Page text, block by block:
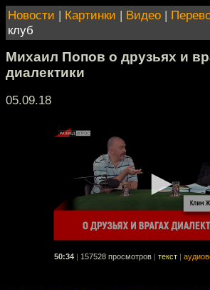
Новости | Картинки | Видео |
клуб
Михаил Попов о друзьях и
диалектики
05.09.18
50:34 157528 просмотров текст